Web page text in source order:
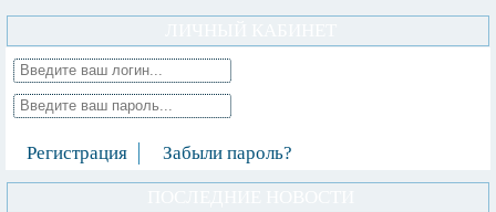
Регистрация Забыли пароль?